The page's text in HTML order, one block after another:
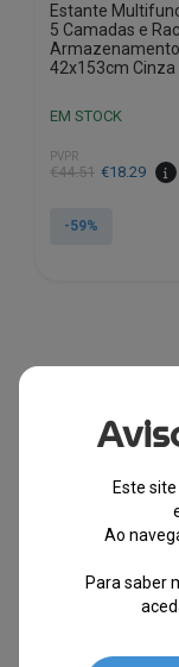
Estante
5 Camadas e
42x153cm Cinza
EM STOCK
PVPR
€44.51
O
original
€18.29
O
atual
-59%
Este
Ao
Para saber